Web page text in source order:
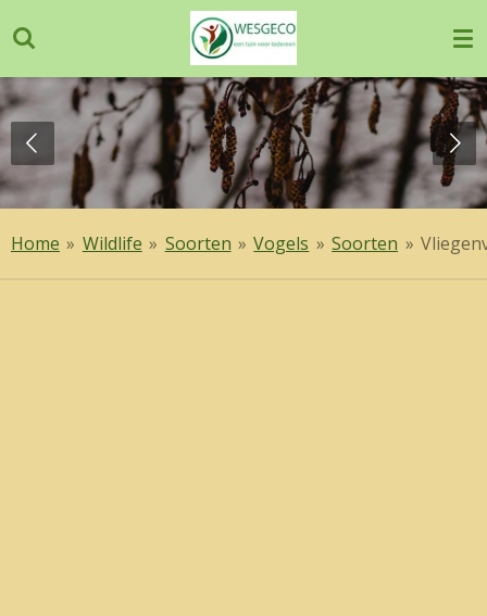
direct
naar
de
hoofdinhoud
Home » Wildlife » Soorten » Vogels » Soorten »